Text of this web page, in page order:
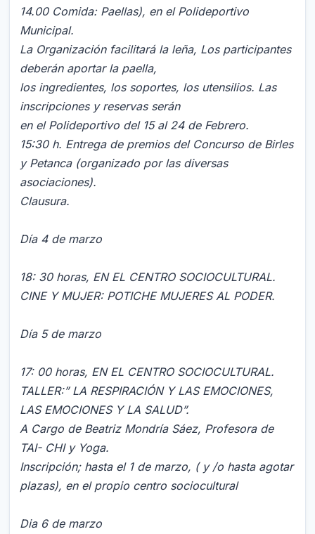
14.00 Comida: Paellas), en el Polideportivo
Municipal.
La Organización facilitará la leña, Los participantes
deberán aportar la paella,
los ingredientes, los soportes, los utensilios. Las
inscripciones y reservas serán
en el Polideportivo del 15 al 24 de Febrero.
15:30 h. Entrega de premios del Concurso de Birles
y Petanca (organizado por las diversas
asociaciones).
Clausura.
Día 4 de marzo
18: 30 horas, EN EL CENTRO SOCIOCULTURAL.
CINE Y MUJER: POTICHE MUJERES AL PODER.
Día 5 de marzo
17: 00 horas, EN EL CENTRO SOCIOCULTURAL.
TALLER:” LA RESPIRACIÓN Y LAS EMOCIONES,
LAS EMOCIONES Y LA SALUD”.
A Cargo de Beatriz Mondría Sáez, Profesora de
TAI- CHI y Yoga.
Inscripción; hasta el 1 de marzo, ( y /o hasta agotar
plazas), en el propio centro sociocultural
Dia 6 de marzo